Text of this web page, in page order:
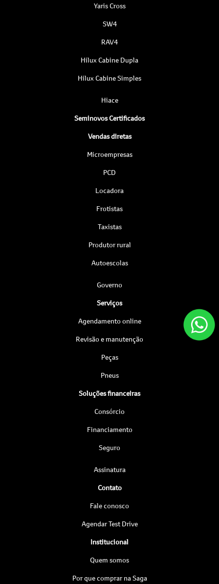
Yaris Cross
SW4
RAV4
Hilux Cabine Dupla
Hilux Cabine Simples
Hiace
Seminovos Certificados
Vendas diretas
Microempresas
PCD
Locadora
Frotistas
Taxistas
Produtor rural
Autoescolas
Governo
Serviços
Agendamento online
Revisão e manutenção
Peças
Pneus
Soluções financeiras
Consórcio
Financiamento
Seguro
Assinatura
Contato
Fale conosco
Agendar Test Drive
Institucional
Quem somos
Por que comprar na Saga